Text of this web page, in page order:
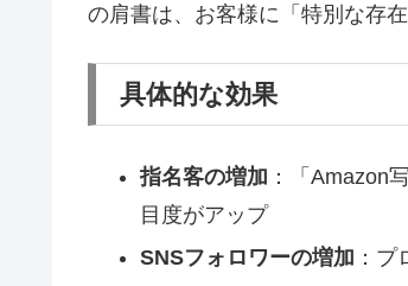
の肩書は、お客様に「特別な存
具体的な効果
指名客の増加 ：「Amazon
目度がアップ
SNSフォロワーの増加 ：